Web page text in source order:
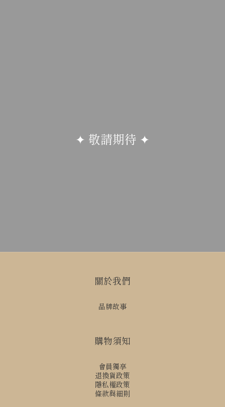
✦ 敬請期待 ✦
關於我們
品牌故事
購物須知
會員獨享
退換貨政策
隱私權政策
條款與細則